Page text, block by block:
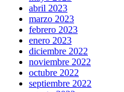
abril 2023
marzo 2023
febrero 2023
enero 2023
diciembre 2022
noviembre 2022
octubre 2022
septiembre 2022